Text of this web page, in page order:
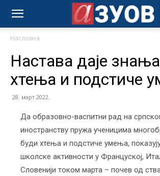
Насловна
Настава даје
хтења и подстиче
28. март 2022.
Да образовно-васпитни рад на
иностранству пружа ученицима
буди хтења и подстиче умења,
школске активности у Француској,
Словенији током марта – почев од